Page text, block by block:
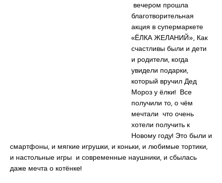
вечером прошла
благотворительная
акция в супермаркете
«ЁЛКА ЖЕЛАНИЙ», Как
счастливы были и дети
и родители, когда
увидели подарки,
который вручил Дед
Мороз у ёлки! Все
получили то, о чём
мечтали что очень
хотели получить к
Новому году! Это были и
смартфоны, и мягкие игрушки, и коньки, и любимые тортики,
и настольные игры и современные наушники, и сбылась
даже мечта о котёнке!